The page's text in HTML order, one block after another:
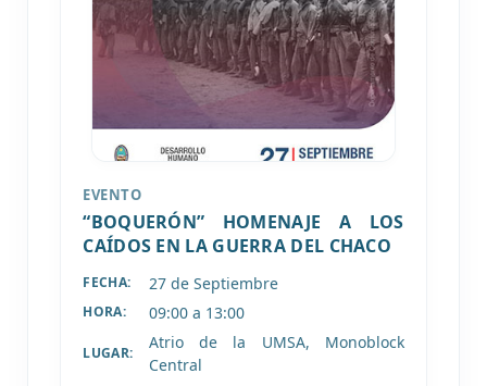
EVENTO
“BOQUERÓN” HOMENAJE A LOS
CAÍDOS EN LA GUERRA DEL CHACO
FECHA: 27 deSeptiembre
HORA: 09:00 a 13:00
LUGAR:
Atrio de la UMSA, Monoblock
Central